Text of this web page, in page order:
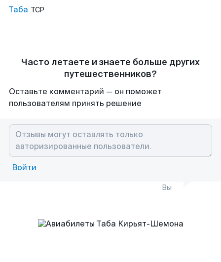
Таба TCP
Часто летаете и знаете больше других
путешественников?
Оставьте комментарий — он поможет
пользователям принять решение
Войти
Вы